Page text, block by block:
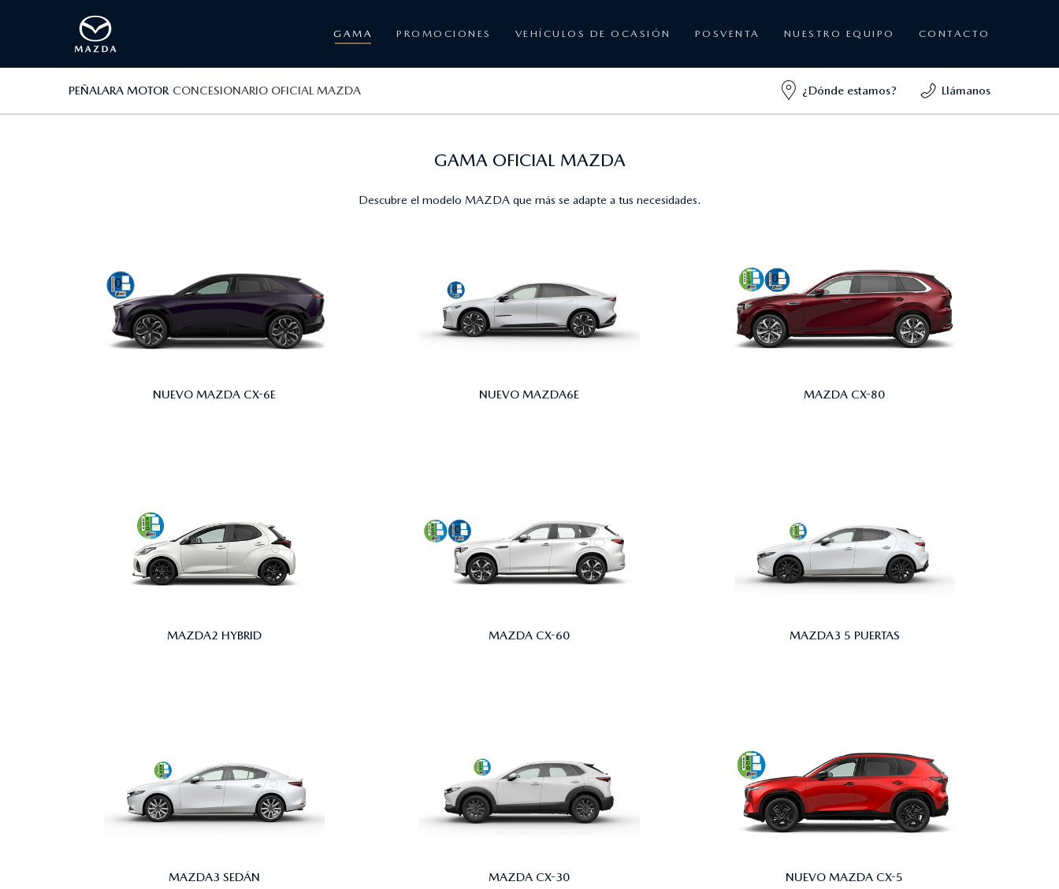
GAMA PROMOCIONES VEHÍCULOS DE OCASIÓN POSVENTA NUESTRO EQUIPO CONTACTO
PEÑALARA MOTOR CONCESIONARIO OFICIAL MAZDA ¿Dónde estamos? Llámanos
GAMA OFICIAL MAZDA
Descubre el modelo MAZDA que más se adapte a tus necesidades.
NUEVO MAZDA CX-6E NUEVO MAZDA6E MAZDA CX-80
MAZDA2 HYBRID MAZDA CX-60 MAZDA3 5 PUERTAS
MAZDA3 SEDÁN MAZDA CX-30 NUEVO MAZDA CX-5